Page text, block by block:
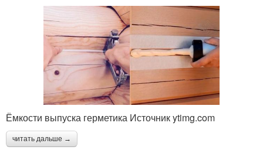
Ёмкости выпуска герметика Источник ytimg.com
читать дальше →